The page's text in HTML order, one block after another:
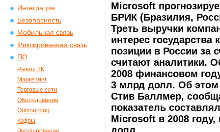
Интеграция
Безопасность
Мобильная связь
Фиксированная связь
ПО
Рынок ПК
Маркетинг
Торговые сети
Оборудование
Outsourcing
Кадры
Microsoft
БРИК (Бразилия,
Треть выручки
интерес
позиции в России за
считают аналитики.
2008 финансовом
3 млрд долл. Об этом
Стив Баллмер,
показатель
Microsoft в 2008